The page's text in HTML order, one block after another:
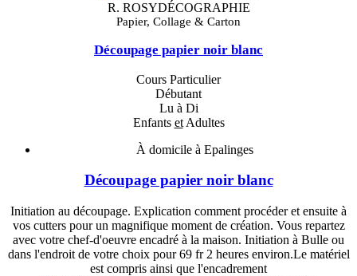
R. ROSYDÉCOGRAPHIE
Papier, Collage & Carton
Découpage papier noir blanc
Cours Particulier
Débutant
Lu à Di
Enfants etAdultes
À domicile à Epalinges
Découpage papier noir blanc
Initiation au découpage. Explication comment procéder et ensuite à
vos cutters pour un magnifique moment de création. Vous repartez
avec votre chef-d'oeuvre encadré à la maison. Initiation à Bulle ou
dans l'endroit de votre choix pour 69 fr 2 heures environ.Le matériel
est compris ainsi que l'encadrement